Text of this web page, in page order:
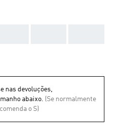
nas devoluções,
abaixo. (Se normalmente
o S)